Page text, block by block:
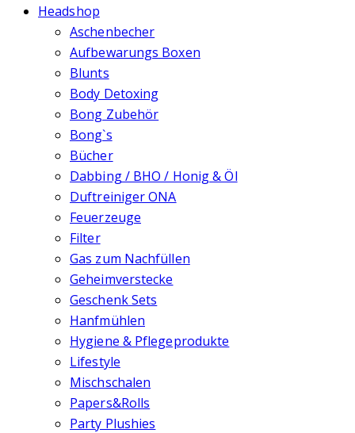
Headshop
Aschenbecher
Aufbewarungs Boxen
Blunts
Body Detoxing
Bong Zubehör
Bong`s
Bücher
Dabbing / BHO / Honig & Öl
Duftreiniger ONA
Feuerzeuge
Filter
Gas zum Nachfüllen
Geheimverstecke
Geschenk Sets
Hanfmühlen
Hygiene & Pflegeprodukte
Lifestyle
Mischschalen
Papers&Rolls
Party Plushies